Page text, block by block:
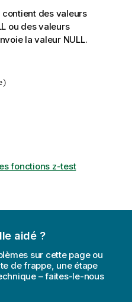
des valeurs
ou des valeurs
la valeur NULL.
fonctions z-test
aidé ?
sur cette page ou
de frappe, une étape
– faites-le-nous